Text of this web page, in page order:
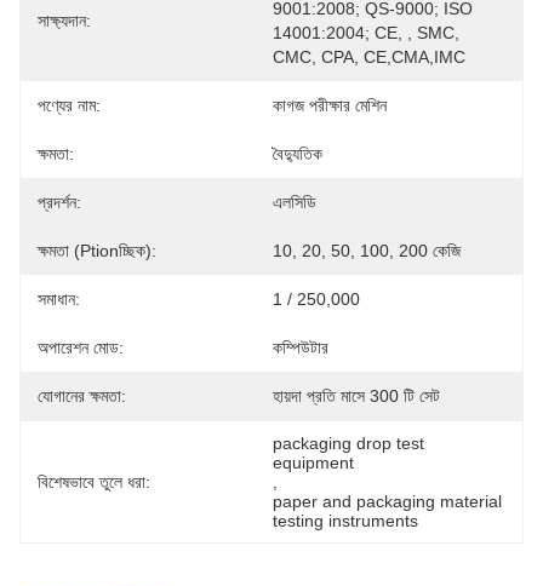
সাক্ষ্যদান:
9001:2008; QS-9000; ISO
14001:2004; CE, , SMC,
CMC, CPA, CE,CMA,IMC
পণ্যের নাম: কাগজ পরীক্ষার মেশিন
ক্ষমতা: বৈদ্যুতিক
প্রদর্শন: এলসিডি
ক্ষমতা (ptionচ্ছিক): 10, 20, 50, 100, 200 কেজি
সমাধান: 1 / 250,000
অপারেশন মোড: কম্পিউটার
যোগানের ক্ষমতা: হায়দা প্রতি মাসে 300 টি সেট
বিশেষভাবে তুলে ধরা:
packaging drop test
equipment
paper and packaging material
testing instruments